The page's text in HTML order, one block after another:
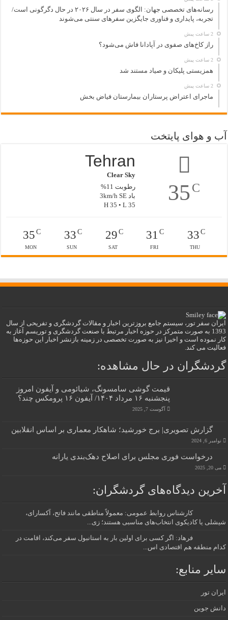
رسانه‌های تخصصی جهان: الگوی سفر در سال ۲۰۲۶ در حال دگرگونی است/
تجربه، پایداری و فناوری جایگزین سفرهای سنتی می‌شوند
2 ساعت پیش
راز کاخ‌های صفوی در آپادانا فاش می‌شود؟
2 ساعت پیش
همزیستی پلیکان و صیاد مستند شد
2 ساعت پیش
ماجرای اعتراض پرستاران بیمارستان فیاض بخش
آب و هوای پایتخت
35C
Tehran
Clear Sky
رطوبت 11%
باد 3km/h SE
H 35 • L 35
33C
THU
31 C
FRI
29C
SAT
33C
SUN
35C
MON
ایران سفر تور، سیستم جامع بروزترین اخبار و مقالات گردشگری و تفریحی از سال
1393 به صورت متمرکز در حوزه اخبار مرتبط با صنعت گردشگری و توریسم آغاز به
کار نموده است و اخیرا نیز به صورت تخصصی در زمینه بازنشر اخبار این حوزه‌ها
فعالیت می کند.
گردشگران در حال مشاهده:
قیمت گوشی سامسونگ، شیائومی و آیفون امروز
پنجشنبه ۱۶ مرداد ۱۴۰۴/ آیفون ۱۶ پرومکس چند؟
آگوست 7, 2025
گزارش تصویری| برج خورشید؛ شاهکار معماری بر اساس انقلابین
نوامبر 6, 2024
درخواست فوری مجلس برای اصلاح دهک‌بندی یارانه
می 20, 2025
آخرین دیدگاه‌های گردشگران:
کارشناس روابط عمومی: معمولاً مناطقی مانند فاتح، آکسارای،
شیشلی یا کادیکوی انتخاب‌های مناسبی هستند؛ زی...
فرهاد: اگر کسی برای اولین بار به استانبول سفر می‌کند، اقامت در
کدام منطقه هم اقتصادی اس...
سایر منابع:
ایران تور
دانش جوین